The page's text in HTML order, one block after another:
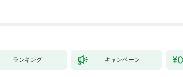
ランキング キャンペーン